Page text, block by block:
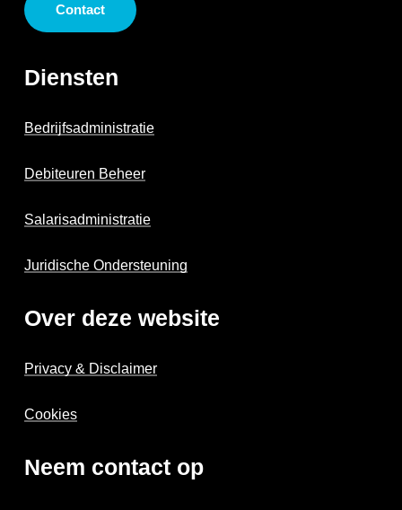
Contact
Diensten
Bedrijfsadministratie
Debiteuren Beheer
Salarisadministratie
Juridische Ondersteuning
Over deze website
Privacy & Disclaimer
Cookies
Neem contact op